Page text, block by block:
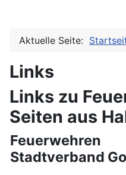
Aktuelle Seite:
Links
Links zu
Seiten aus
Feuerwehren
Stadtverband